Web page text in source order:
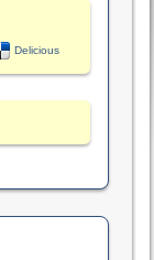
Delicious